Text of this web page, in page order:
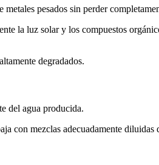
pesados sin perder
la luz solar y los compuestos
degradados.
del agua producida.
con mezclas adecuadamente diluidas